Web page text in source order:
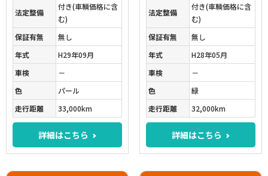
法定整備
付き(車輌価格に含
む)
保証有無
無し
年式
H29年09月
車検
－
色
パール
走行距離
33,000km
詳細はこちら
法定整備
付き(車輌価格に含
む)
保証有無
無し
年式
H28年05月
車検
－
色
緑
走行距離
32,000km
詳細はこちら